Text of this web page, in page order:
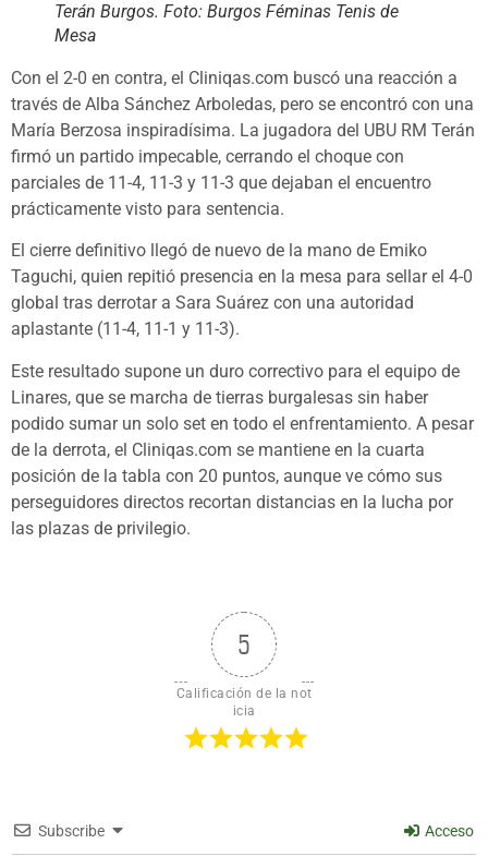
Terán Burgos. Foto: Burgos Féminas Tenis de
Mesa
Con el 2-0 en contra, el Cliniqas.com buscó una reacción a
través de Alba Sánchez Arboledas, pero se encontró con una
María Berzosa inspiradísima. La jugadora del UBU RM Terán
firmó un partido impecable, cerrando el choque con
parciales de 11-4, 11-3 y 11-3 que dejaban el encuentro
prácticamente visto para sentencia.
El cierre definitivo llegó de nuevo de la mano de Emiko
Taguchi, quien repitió presencia en la mesa para sellar el 4-0
global tras derrotar a Sara Suárez con una autoridad
aplastante (11-4, 11-1 y 11-3).
Este resultado supone un duro correctivo para el equipo de
Linares, que se marcha de tierras burgalesas sin haber
podido sumar un solo set en todo el enfrentamiento. A pesar
de la derrota, el Cliniqas.com se mantiene en la cuarta
posición de la tabla con 20 puntos, aunque ve cómo sus
perseguidores directos recortan distancias en la lucha por
las plazas de privilegio.
5
Calificación de la not
icia
Subscribe Acceso